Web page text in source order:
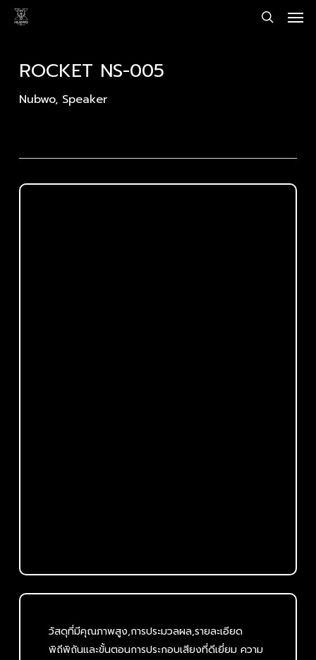
Skip
contentROCKET NS-005
Nubwo, Speaker
วัสดุที่มีคุณภาพสูง,การประมวลผล,รายละเอียด
พิถีพิถันและขั้นตอนการประกอบเสียงที่ดีเยี่ยม ความ